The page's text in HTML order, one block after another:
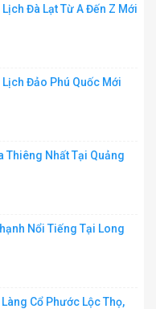
Đà Lạt Từ A Đến Z Mới
Đảo Phú Quốc Mới
Thiêng Nhất Tại Quảng
Nổi Tiếng Tại Long
Cổ Phước Lộc Thọ,